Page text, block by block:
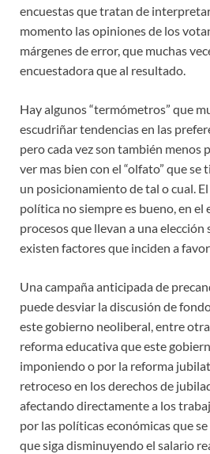
encuestas que tratan de
momento las opiniones de los
márgenes de error, que muchas
encuestadora que al resultado.
Hay algunos “termómetros” que
escudriñar tendencias en las
pero cada vez son también menos
ver mas bien con el “olfato” que se
un posicionamiento de tal o cual.
política no siempre es bueno, en el
procesos que llevan a una
existen factores que inciden a
Una campaña anticipada de
puede desviar la discusión de
este gobierno neoliberal, entre
reforma educativa que este
imponiendo o por la reforma
retroceso en los derechos de
afectando directamente a los
por las políticas económicas que
que siga disminuyendo el salario